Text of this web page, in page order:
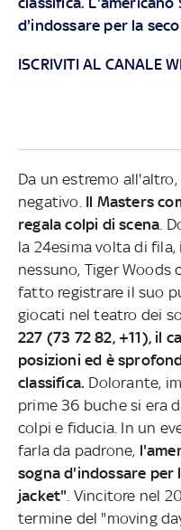
d'indossare per la
ISCRIVITI AL CANALE
Da un estremo
negativo. Il Masters
regala colpi di scena .
la 24esima volta di
nessuno, Tiger Woods
fatto registrare il suo
giocati nel teatro dei
227 (73 72 82, +11), il
posizioni ed è
classifica. Dolorante,
prime 36 buche si era
colpi e fiducia. In un
farla da padrone,
sogna d'indossare per
jacket" . Vincitore nel
termine del "moving